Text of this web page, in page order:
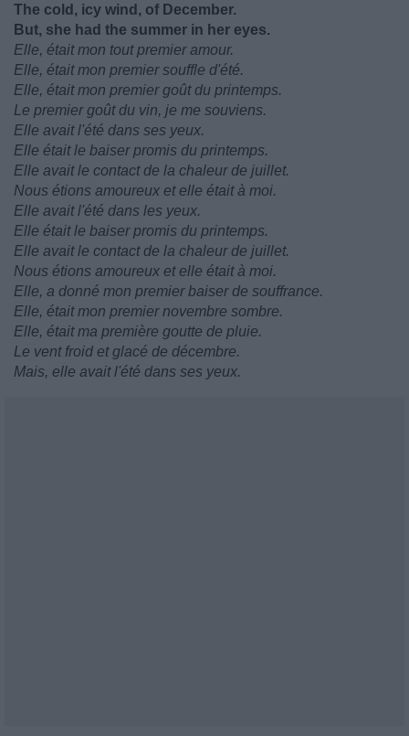
The cold, icy wind, of December.
But, she had the summer in her eyes.
Elle, était mon tout premier amour.
Elle, était mon premier souffle d'été.
Elle, était mon premier goût du printemps.
Le premier goût du vin, je me souviens.
Elle avait l'été dans ses yeux.
Elle était le baiser promis du printemps.
Elle avait le contact de la chaleur de juillet.
Nous étions amoureux et elle était à moi.
Elle avait l'été dans les yeux.
Elle était le baiser promis du printemps.
Elle avait le contact de la chaleur de juillet.
Nous étions amoureux et elle était à moi.
Elle, a donné mon premier baiser de souffrance.
Elle, était mon premier novembre sombre.
Elle, était ma première goutte de pluie.
Le vent froid et glacé de décembre.
Mais, elle avait l'été dans ses yeux.